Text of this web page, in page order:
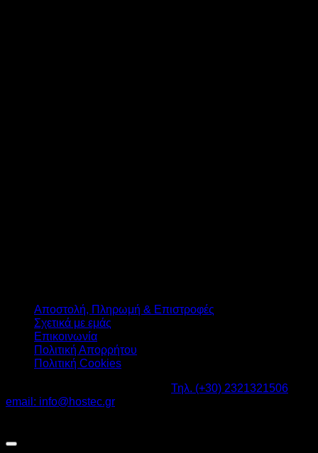
Αποστολή, Πληρωμή & Επιστροφές
Σχετικά με εμάς
Επικοινωνία
Πολιτική Απορρήτου
Πολιτική Cookies
Τηλ. (+30) 2321321506
email: info@hostec.gr